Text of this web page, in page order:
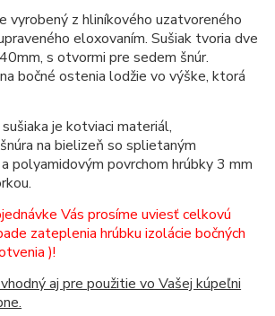
vyrobený z hliníkového uzatvoreného
eloxovaním. Sušiak tvoria dve
s otvormi pre sedem šnúr.
bočné ostenia lodžie vo výške, ktorá
je kotviaci materiál,
na bielizeň so splietaným
polyamidovým povrchom hrúbky 3 mm
Vás prosíme uviesť celkovú
zateplenia hrúbku izolácie bočných
)!
aj pre použitie vo Vašej kúpeľni